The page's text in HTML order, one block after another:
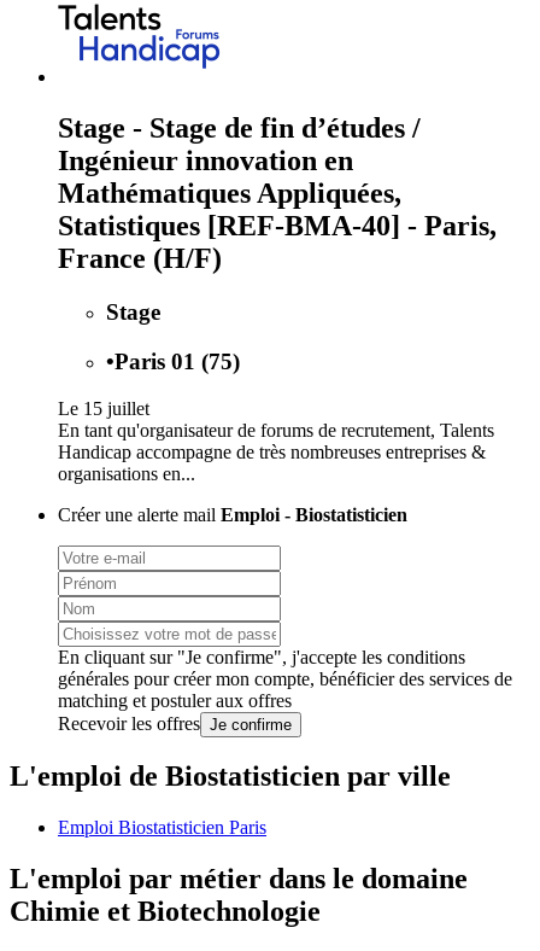
Stage - Stage de fin d’études /
Ingénieur innovation en
Mathématiques Appliquées,
Statistiques [REF-BMA-40] - Paris,
France (H/F)
Stage
•Paris 01 (75)
Le 15 juillet
En tant qu'organisateur de forums de recrutement, Talents
Handicap accompagne de très nombreuses entreprises &
organisations en...
Créer une alerte mail Emploi - Biostatisticien
En cliquant sur "Je confirme", j'accepte les conditions
générales pour créer mon compte, bénéficier des services de
matching et postuler aux offres
Recevoir les offres Je confirme
L'emploi de Biostatisticien par ville
Emploi Biostatisticien Paris
L'emploi par métier dans le domaine
Chimie et Biotechnologie